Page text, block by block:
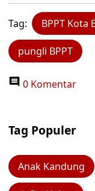
Tag: BPPT Kota
pungli BPPT
0 Komentar
Tag Populer
Anak Kandung